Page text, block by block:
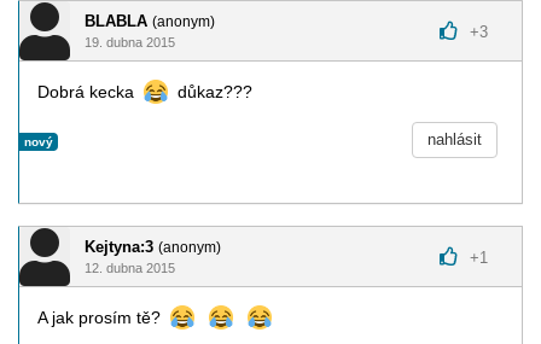
BLABLA (anonym)
19. dubna 2015
+3
Dobrá kecka důkaz???
nový nahlásit
Kejtyna:3 (anonym)
12. dubna 2015
+1
A jak prosím tě?